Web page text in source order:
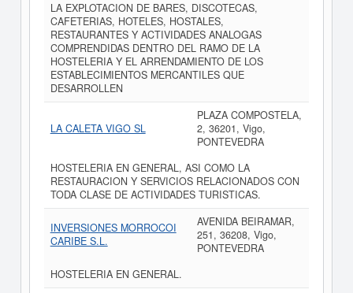
LA EXPLOTACION DE BARES, DISCOTECAS,
CAFETERIAS, HOTELES, HOSTALES,
RESTAURANTES Y ACTIVIDADES ANALOGAS
COMPRENDIDAS DENTRO DEL RAMO DE LA
HOSTELERIA Y EL ARRENDAMIENTO DE LOS
ESTABLECIMIENTOS MERCANTILES QUE
DESARROLLEN
LA CALETA VIGO SL
PLAZA COMPOSTELA,
2, 36201, Vigo,
PONTEVEDRA
HOSTELERIA EN GENERAL, ASI COMO LA
RESTAURACION Y SERVICIOS RELACIONADOS CON
TODA CLASE DE ACTIVIDADES TURISTICAS.
INVERSIONES MORROCOI
CARIBE S.L.
AVENIDA BEIRAMAR,
251, 36208, Vigo,
PONTEVEDRA
HOSTELERIA EN GENERAL.